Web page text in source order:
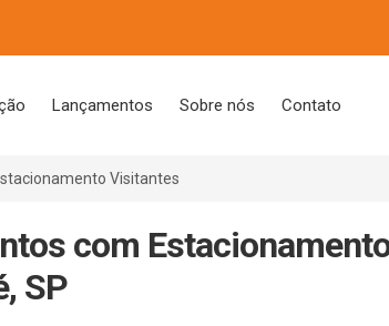
Lançamentos Sobre nós Contato
Visitantes
com
SP